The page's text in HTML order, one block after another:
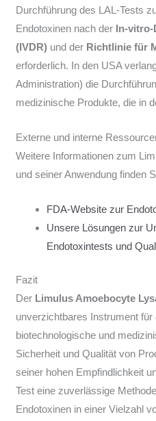
Durchführung des LAL-Tests
Endotoxinen nach der In-vitro-
(IVDR) und der Richtlinie für
erforderlich. In den USA
Administration) die
medizinische Produkte, die in
Externe und interne
Weitere Informationen zum
und seiner Anwendung finden
FDA-Website zur
Unsere Lösungen zur
Endotoxintests und
Fazit
Der Limulus Amoebocyte
unverzichtbares Instrument
biotechnologische und
Sicherheit und Qualität von
seiner hohen Empfindlichkeit
Test eine zuverlässige
Endotoxinen in einer Vielzahl